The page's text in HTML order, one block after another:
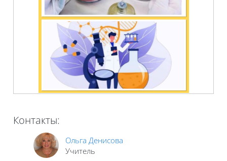
Контакты:
Ольга Денисова
Учитель